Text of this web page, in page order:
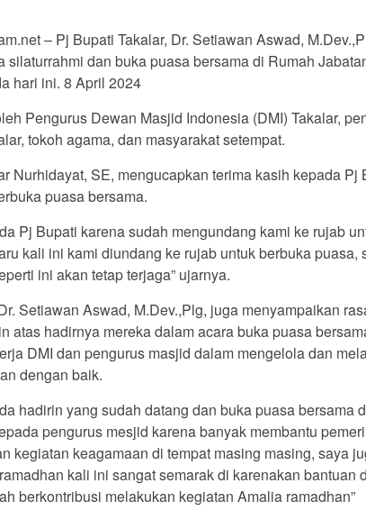
– Pj Bupati Takalar, Dr. Setiawan Aswad,
silaturrahmi dan buka puasa bersama di Rumah
hari ini. 8 April 2024
Pengurus Dewan Masjid Indonesia (DMI) Takalar,
tokoh agama, dan masyarakat setempat.
Nurhidayat, SE, mengucapkan terima kasih kepada Pj
puasa bersama.
Pj Bupati karena sudah mengundang kami ke rujab
kali ini kami diundang ke rujab untuk berbuka puasa,
ini akan tetap terjaga” ujarnya.
Setiawan Aswad, M.Dev.,Plg, juga menyampaikan
atas hadirnya mereka dalam acara buka puasa
DMI dan pengurus masjid dalam mengelola dan
dengan baik.
hadirin yang sudah datang dan buka puasa bersama
pengurus mesjid karena banyak membantu
kegiatan keagamaan di tempat masing masing, saya
kali ini sangat semarak di karenakan bantuan
berkontribusi melakukan kegiatan Amalia ramadhan”